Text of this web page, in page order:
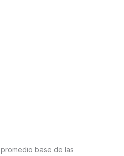
base de las